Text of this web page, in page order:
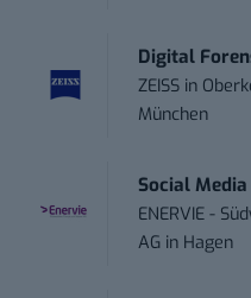
Digital
ZEISS in
München
Social
ENERVIE -
AG in Hagen